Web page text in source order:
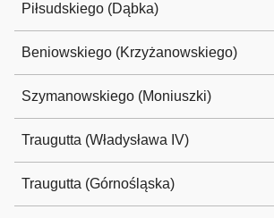
Piłsudskiego (Dąbka)
Beniowskiego (Krzyżanowskiego)
Szymanowskiego (Moniuszki)
Traugutta (Władysława IV)
Traugutta (Górnośląska)